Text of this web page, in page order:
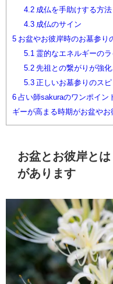
4.2成仏を手助けする方法
4.3成仏のサイン
5 お盆やお彼岸時のお墓参り
5.1 霊的なエネルギーの
5.2先祖との繋がりが強化
5.3正しいお墓参りのス
6 占い師sakuraのワンポイン
ギーが高まる時期がお盆やお
お盆とお彼岸と
があります